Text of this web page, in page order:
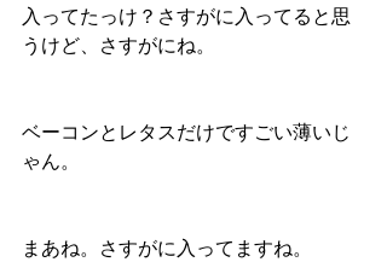
入ってたっけ？さすがに入ってると思
うけど、さすがにね。
ベーコンとレタスだけですごい薄いじ
ゃん。
まあね。さすがに入ってますね。